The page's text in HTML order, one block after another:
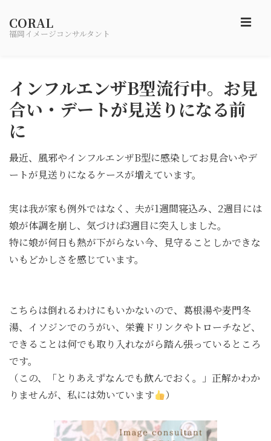
CORAL
福岡イメージコンサルタント
イ
ン
ナ
ビ
ゲ
ー
シ
ョ
ン
メ
ュ
インフルエンザB型流行中。お見
合い・デートが見送りになる前
に
最近、風邪やインフルエンザB型に感染してお見合いやデ
ートが見送りになるケースが増えています。
実は我が家も例外ではなく、夫が1週間寝込み、2週目には
娘が体調を崩し、気づけば3週目に突入しました。
特に娘が何日も熱が下がらない今、見守ることしかできな
いもどかしさを感じています。
こちらは倒れるわけにもいかないので、葛根湯や麦門冬
湯、イソジンでのうがい、栄養ドリンクやトローチなど、
できることは何でも取り入れながら踏ん張っているところ
です。
（この、「とりあえずなんでも飲んでおく。」正解かわか
りませんが、私には効いています
）